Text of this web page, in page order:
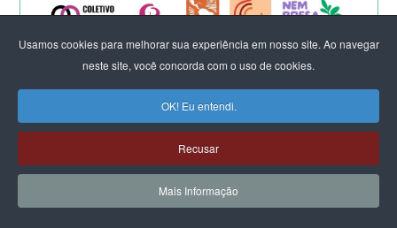
Usamos cookies para melhorar sua experiência em nosso site. Ao navegar
neste site, você concorda com o uso de cookies.
OK! Eu entendi.
Recusar
Mais Informação
Eleição de Erika Hilton para
presidente da Comissão da